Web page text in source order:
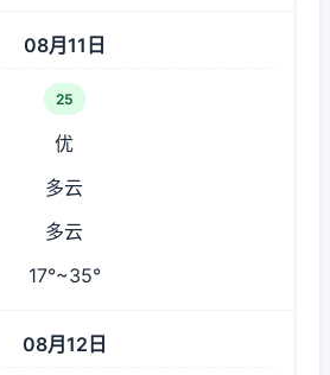
08月11日
25
优
多云
多云
17°~35°
08月12日